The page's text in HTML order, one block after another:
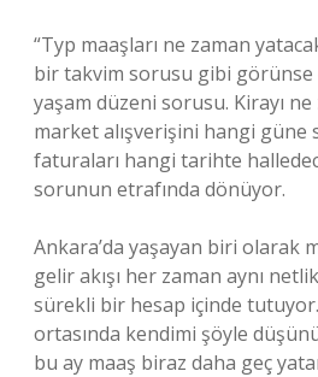
“Typ maaşları ne zaman
bir takvim sorusu gibi görünse
yaşam düzeni sorusu. Kirayı
market alışverişini hangi güne
faturaları hangi tarihte
sorunun etrafında dönüyor.
Ankara’da yaşayan biri olarak
gelir akışı her zaman aynı
sürekli bir hesap içinde tutuyor.
ortasında kendimi şöyle
bu ay maaş biraz daha geç